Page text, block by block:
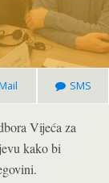
SMS
Vijeća za
kako bi